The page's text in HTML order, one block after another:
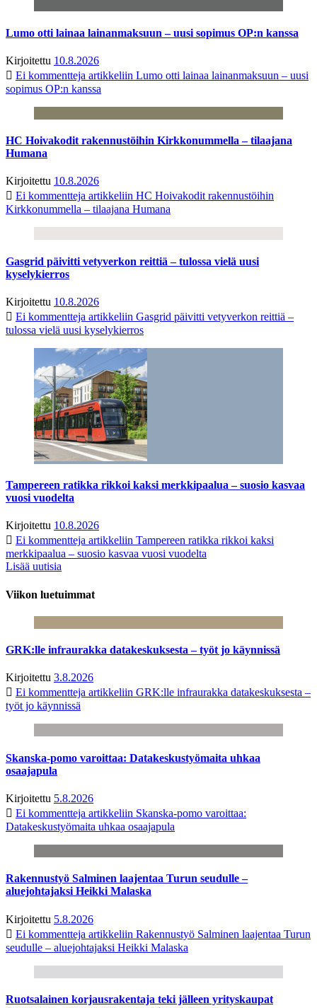
Lumo otti lainaa lainanmaksuun – uusi sopimus OP:n kanssa
Kirjoitettu 10.8.2026
Ei kommentteja artikkeliin Lumo otti lainaa lainanmaksuun – uusi
sopimus OP:n kanssa
HC Hoivakodit rakennustöihin Kirkkonummella – tilaajana
Humana
Kirjoitettu 10.8.2026
Ei kommentteja artikkeliin HC Hoivakodit rakennustöihin
Kirkkonummella – tilaajana Humana
Gasgrid päivitti vetyverkon reittiä – tulossa vielä uusi
kyselykierros
Kirjoitettu 10.8.2026
Ei kommentteja artikkeliin Gasgrid päivitti vetyverkon reittiä –
tulossa vielä uusi kyselykierros
Tampereen ratikka rikkoi kaksi merkkipaalua – suosio kasvaa
vuosi vuodelta
Kirjoitettu 10.8.2026
Ei kommentteja artikkeliin Tampereen ratikka rikkoi kaksi
merkkipaalua – suosio kasvaa vuosi vuodelta
Lisää uutisia
Viikon luetuimmat
GRK:lle infraurakka datakeskuksesta – työt jo käynnissä
Kirjoitettu 3.8.2026
Ei kommentteja artikkeliin GRK:lle infraurakka datakeskuksesta –
työt jo käynnissä
Skanska-pomo varoittaa: Datakeskustyömaita uhkaa
osaajapula
Kirjoitettu 5.8.2026
Ei kommentteja artikkeliin Skanska-pomo varoittaa:
Datakeskustyömaita uhkaa osaajapula
Rakennustyö Salminen laajentaa Turun seudulle –
aluejohtajaksi Heikki Malaska
Kirjoitettu 5.8.2026
Ei kommentteja artikkeliin Rakennustyö Salminen laajentaa Turun
seudulle – aluejohtajaksi Heikki Malaska
Ruotsalainen korjausrakentaja teki jälleen yrityskaupat